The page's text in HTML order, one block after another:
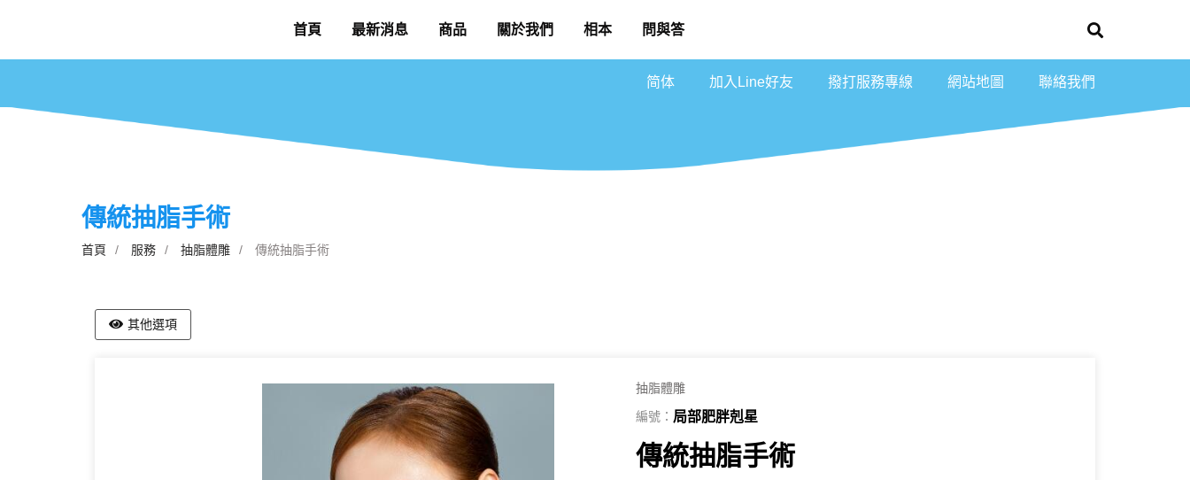
首頁 最新消息 商品 關於我們 相本 問與答
简体 加入Line好友 撥打服務專線 網站地圖 聯絡我們
傳統抽脂手術
首頁 服務 抽脂體雕 傳統抽脂手術
其他選項
抽脂體雕
編號： 局部肥胖剋星
傳統抽脂手術